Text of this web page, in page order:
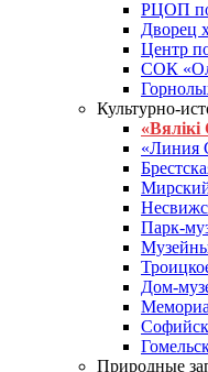
РЦОП
Дворец
Центр
СОК
Культурно-
«Линия
Парк-
Дом-
Природные